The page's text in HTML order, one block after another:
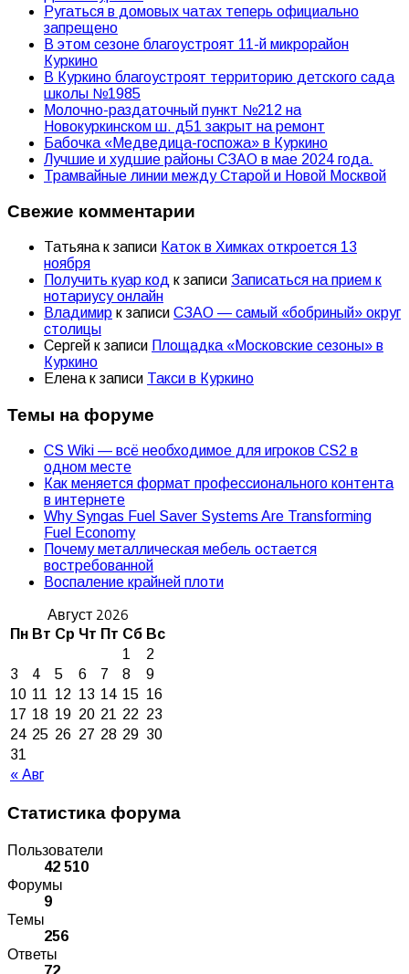
Ругаться в домовых чатах теперь официально
запрещено
В этом сезоне благоустроят 11-й микрорайон
Куркино
В Куркино благоустроят территорию детского сада
школы №1985
Молочно-раздаточный пункт №212 на
Новокуркинском ш. д51 закрыт на ремонт
Бабочка «Медведица-госпожа» в Куркино
Лучшие и худшие районы СЗАО в мае 2024 года.
Трамвайные линии между Старой и Новой Москвой
Свежие комментарии
Татьяна к записи Каток в Химках откроется 13
ноября
Получить куар код к записи Записаться на прием к
нотариусу онлайн
Владимир к записи СЗАО — самый «бобриный» округ
столицы
Сергей к записи Площадка «Московские сезоны» в
Куркино
Елена к записи Такси в Куркино
Темы на форуме
CS Wiki — всё необходимое для игроков CS2 в
одном месте
Как меняется формат профессионального контента
в интернете
Why Syngas Fuel Saver Systems Are Transforming
Fuel Economy
Почему металлическая мебель остается
востребованной
Воспаление крайней плоти
Август 2026
Пн Вт Ср Чт Пт Сб Вс
« Авг
1
2
3
4 5 6 7 8
9
10 11 12 13 14 15 16
17 18 19 20 21 22 23
24 25 26 27 28 29 30
31
Статистика форума
Пользователи
42 510
Форумы
9
Темы
256
Ответы
72